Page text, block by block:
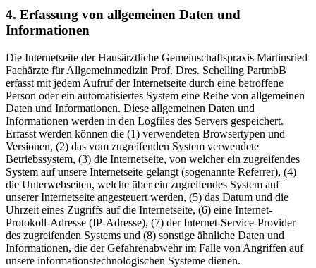
4. Erfassung von allgemeinen Daten und
Informationen
Die Internetseite der Hausärztliche Gemeinschaftspraxis Martinsried
Fachärzte für Allgemeinmedizin Prof. Dres. Schelling PartmbB
erfasst mit jedem Aufruf der Internetseite durch eine betroffene
Person oder ein automatisiertes System eine Reihe von allgemeinen
Daten und Informationen. Diese allgemeinen Daten und
Informationen werden in den Logfiles des Servers gespeichert.
Erfasst werden können die (1) verwendeten Browsertypen und
Versionen, (2) das vom zugreifenden System verwendete
Betriebssystem, (3) die Internetseite, von welcher ein zugreifendes
System auf unsere Internetseite gelangt (sogenannte Referrer), (4)
die Unterwebseiten, welche über ein zugreifendes System auf
unserer Internetseite angesteuert werden, (5) das Datum und die
Uhrzeit eines Zugriffs auf die Internetseite, (6) eine Internet-
Protokoll-Adresse (IP-Adresse), (7) der Internet-Service-Provider
des zugreifenden Systems und (8) sonstige ähnliche Daten und
Informationen, die der Gefahrenabwehr im Falle von Angriffen auf
unsere informationstechnologischen Systeme dienen.